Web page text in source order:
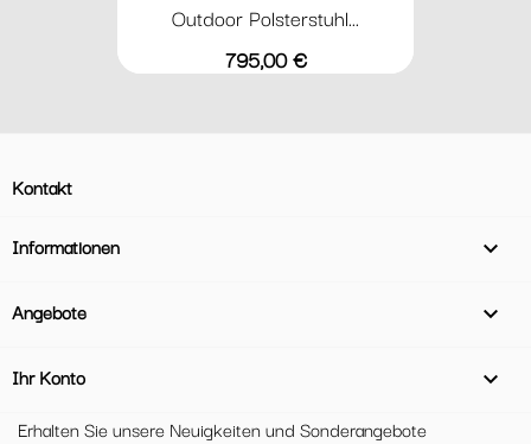
Outdoor Polsterstuhl...
Preis
795,00 €
Kontakt
Informationen 
Angebote 
Ihr Konto

Erhalten Sie unsere Neuigkeiten und Sonderangebote